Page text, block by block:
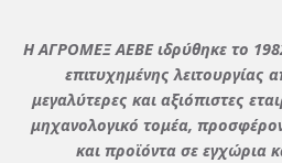
Η ΑΓΡΟΜΕΞ ΑΕΒΕ ιδρύθηκε το
επιτυχημένης λειτουργίας
μεγαλύτερες και αξιόπιστες
μηχανολογικό τομέα,
και προϊόντα σε εγχώρια